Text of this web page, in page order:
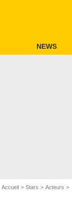
NEWS
Accueil Stars Acteurs